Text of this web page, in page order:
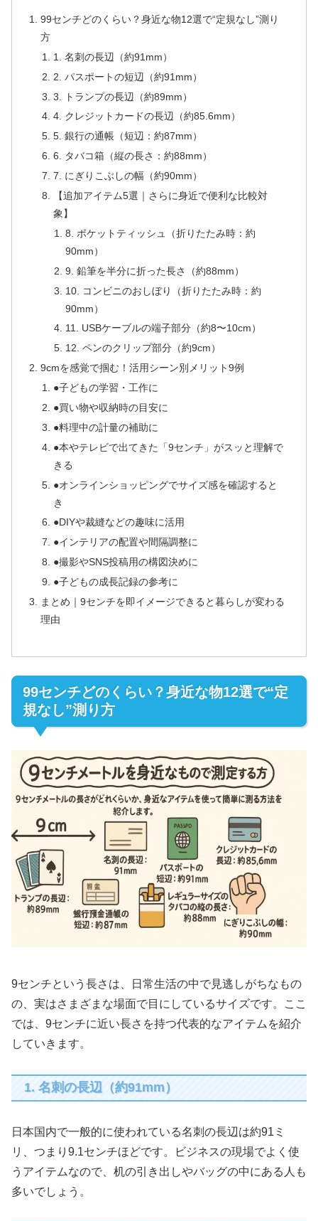
99センチどのくらい？身近な物12選で“定規なし”測り
方
1. 名刺の長辺（約91mm）
2. パスポートの短辺（約91mm）
3. トランプの長辺（約89mm）
4. クレジットカードの長辺（約85.6mm）
5. 銀行の通帳（短辺：約87mm）
6. タバコ箱（縦の長さ：約88mm）
7. にぎりこぶしの幅（約90mm）
【追加アイテム5選｜さらに身近で便利な比較対
象】
8. ポケットティッシュ（折りたたみ時：約
90mm）
9. 鉛筆を半分に折った長さ（約88mm）
10. コンビニのおしぼり（折りたたみ時：約
90mm）
11. USBケーブルの端子部分（約8〜10cm）
12. ペンのクリップ部分（約9cm）
9cmを感覚で掴む！活用シーン別メリット9例
●子どもの学習・工作に
●買い物や収納時の目安に
●料理中の計量の補助に
●本やテレビで出てきた「9センチ」がスッと理解で
きる
●オンラインショッピングでサイズ感を確認すると
き
●DIYや裁縫などの趣味に活用
●インテリアの配置や間隔調整に
●撮影やSNS投稿用の構図決めに
●子どもの成長記録の参考に
まとめ｜9センチを即イメージできると暮らしが変わる
理由
99センチどのくらい？身近な物12選で“定
規なし”測り方
9センチという長さは、日常生活の中で見逃しがちなもの
の、実はさまざまな場面で目にしているサイズです。ここ
では、9センチに近い長さを持つ代表的なアイテムを紹介
していきます。
1. 名刺の長辺（約91mm）
日本国内で一般的に使われている名刺の長辺は約91ミ
リ、つまり9.1センチほどです。ビジネスの現場でよく使
うアイテムなので、机の引き出しやバッグの中にある人も
多いでしょう。